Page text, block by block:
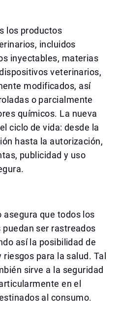
los productos
incluidos
inyectables, materias
veterinarios,
modificados, así
o parcialmente
químicos. La nueva
ciclo de vida: desde la
hasta la autorización,
publicidad y uso
que todos los
ser rastreados
así la posibilidad de
para la salud. Tal
sirve a la seguridad
en el
al consumo.